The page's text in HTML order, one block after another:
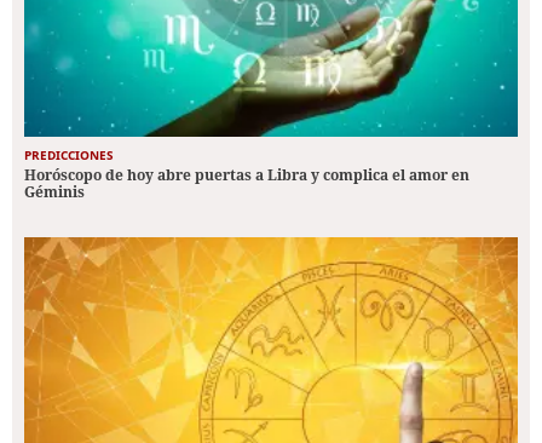
PREDICCIONES
Horóscopo de hoy abre puertas a Libra y complica el amor en
Géminis